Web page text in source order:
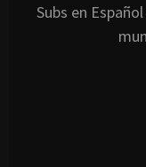
Subs en